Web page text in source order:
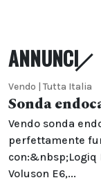
ANNUNCI
Vendo | Tutta Italia
Sonda
Vendo sonda
perfettamente
con:&nbsp;Logiq
Voluson E6,...